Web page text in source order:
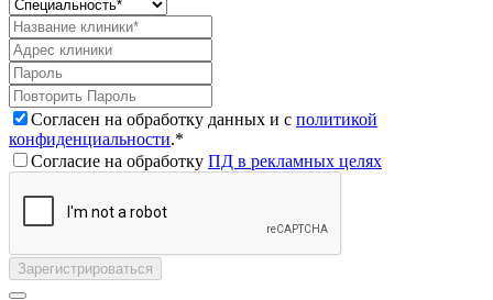
Согласен на обработку данных и с политикой
конфиденциальности.*
Согласие на обработку ПД в рекламных целях
Зарегистрироваться